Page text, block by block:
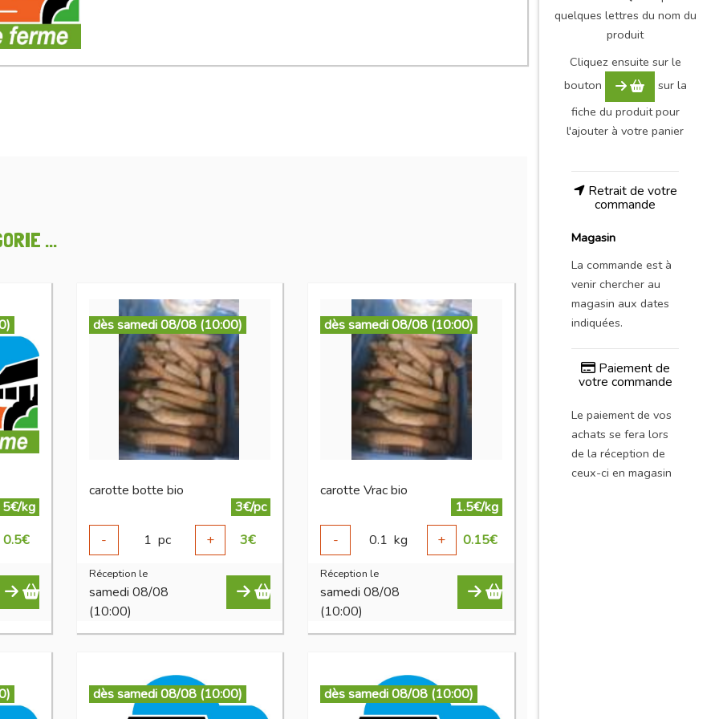
...
5€/kg
0.5€
dès samedi 08/08 (10:00)
carotte botte bio
3€/pc
-
1 pc + 3€
Réception le
samedi 08/08
(10:00)
dès samedi 08/08 (10:00)
carotte Vrac bio
1.5€/kg
-
0.1 kg + 0.15€
Réception le
samedi 08/08
(10:00)
dès samedi 08/08 (10:00) dès samedi 08/08 (10:00)
quelques lettres du nom du
produit
Cliquez ensuite sur le
bouton
sur la
fiche du produit pour
l'ajouter à votre panier
Retrait de votre
commande
Magasin
La commande est à
venir chercher au
magasin aux dates
indiquées.
Paiement de
votre commande
Le paiement de vos
achats se fera lors
de la réception de
ceux-ci en magasin